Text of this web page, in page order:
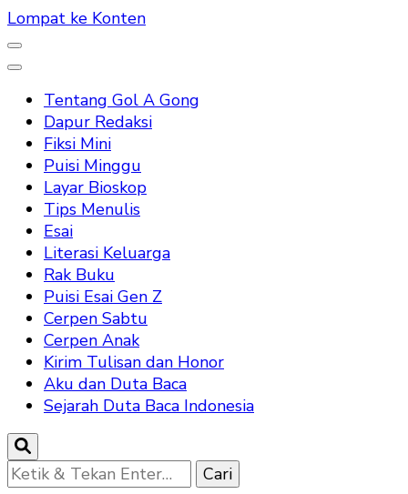
Lompat ke Konten
Tentang Gol A Gong
Dapur Redaksi
Fiksi Mini
Puisi Minggu
Layar Bioskop
Tips Menulis
Esai
Literasi Keluarga
Rak Buku
Puisi Esai Gen Z
Cerpen Sabtu
Cerpen Anak
Kirim Tulisan dan Honor
Aku dan Duta Baca
Sejarah Duta Baca Indonesia
Mencari